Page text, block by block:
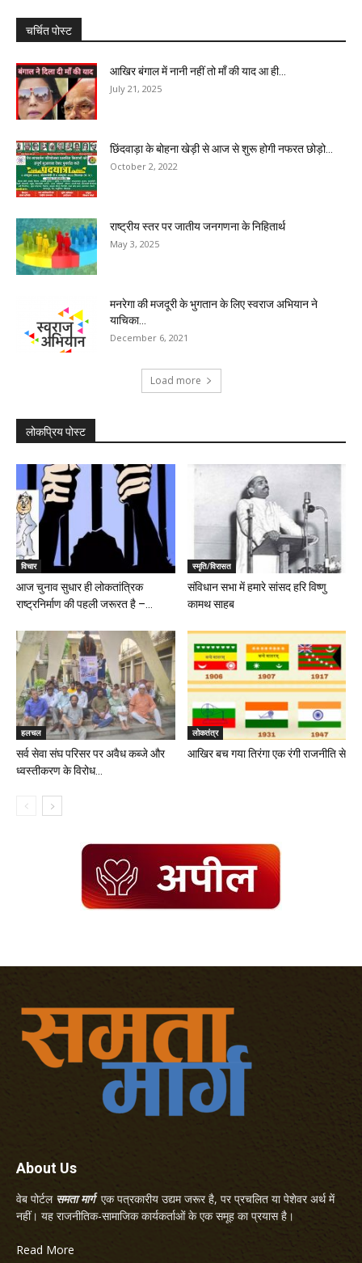
चर्चित पोस्ट
आखिर बंगाल में नानी नहीं तो माँ की याद आ ही...
July 21, 2025
छिंदवाड़ा के बोहना खेड़ी से आज से शुरू होगी नफरत छोड़ो...
October 2, 2022
राष्ट्रीय स्तर पर जातीय जनगणना के निहितार्थ
May 3, 2025
मनरेगा की मजदूरी के भुगतान के लिए स्वराज अभियान ने
याचिका...
December 6, 2021
Load more
लोकप्रिय पोस्ट
विचार
आज चुनाव सुधार ही लोकतांत्रिक
राष्ट्रनिर्माण की पहली जरूरत है –...
स्मृति/विरासत
संविधान सभा में हमारे सांसद हरि विष्णु
कामथ साहब
हलचल
सर्व सेवा संघ परिसर पर अवैध कब्जे और
ध्वस्तीकरण के विरोध...
लोकतंत्र
आखिर बच गया तिरंगा एक रंगी राजनीति से
About Us
वेब पोर्टल समता मार्गएक पत्रकारीय उद्यम जरूर है, पर प्रचलित या पेशेवर अर्थ में
नहीं। यह राजनीतिक-सामाजिक कार्यकर्ताओं के एक समूह का प्रयास है।
Read More